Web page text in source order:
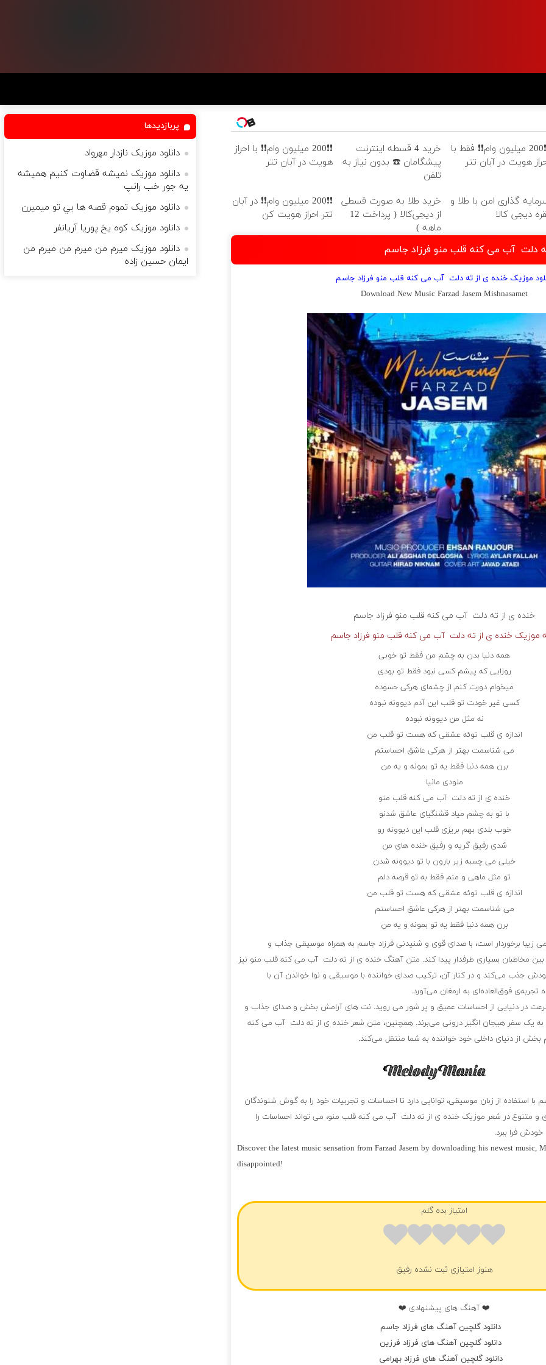
❗❗200 میلیون وام❗❗ فقط با
هویت در آبان تتر
خرید 4 قسطه اینترنت
پیشگامان ☎️ بدون نیاز به
تلفن
❗❗200 میلیون وام❗❗ با احراز
هویت در آبان تتر
گذاری امن با طلا و
دیجی کالا
خرید طلا به صورت قسطی
از دیجی‌کالا ( پرداخت 12
ماهه )
❗❗200 میلیون وام❗❗ در آبان
تتر احراز هویت کن
دلت ‌‌ آب می کنه قلب منو فرزاد جاسم
موزیک خنده ی از ته دلت ‌‌ آب می کنه قلب منو فرزاد جاسم
Download New Music Farzad Jasem Mishnasamet
خنده ی از ته دلت ‌‌ آب می کنه قلب منو فرزاد جاسم
موزیک خنده ی از ته دلت ‌‌ آب می کنه قلب منو فرزاد جاسم
همه دنیا بدن به چشم من فقط تو خوبی
روزایی که پیشم کسی نبود‌ فقط تو بودی
میخوام دورت کنم از چشمای هرکی حسوده
کسی غیر خودت تو قلب این آدم دیوونه نبوده
نه مثل من دیوونه نبوده
اندازه ی قلب توئه عشقی که هست تو قلب من
می شناسمت بهتر از هرکی عاشق احساستم
برن همه دنیا فقط یه تو بمونه و یه من
ملودی مانیا
خنده ی از ته دلت ‌‌ آب می کنه قلب منو
با تو به چشم میاد قشنگیای عاشق شدنو
خوب بلدی بهم بریزی قلب این دیوونه رو
شدی رفیق گریه و رفیق خنده های من
خیلی می چسبه زیر بارون با تو دیوونه شدن
تو مثل ماهی و منم فقط به تو قرصه دلم
اندازه ی قلب توئه عشقی که هست تو قلب من
می شناسمت بهتر از هرکی عاشق احساستم
برن همه دنیا فقط یه تو بمونه و یه من
زیبا برخوردار است، با صدای قوی و شنیدنی فرزاد جاسم به همراه موسیقی جذاب و
مخاطبان بسیاری طرفدار پیدا کند. متن آهنگ خنده ی از ته دلت ‌‌ آب می کنه قلب منو نیز
جذب می‌کند و در کنار آن، ترکیب صدای خواننده با موسیقی و نوا خواندن آن با
فوق‌العاده‌ای به ارمغان می‌آورد.
در دنیایی از احساسات عمیق و پر شور می روید. نت های آرامش بخش و صدای جذاب و
به یک سفر هیجان انگیز درونی می‌برند. همچنین، متن شعر خنده ی از ته دلت ‌‌ آب می کنه
بخش از دنیای داخلی خود خواننده به شما منتقل می‌کند.
با استفاده از زبان موسیقی، توانایی دارد تا احساسات و تجربیات خود را به گوش شنوندگان
و متنوع در شعر موزیک خنده ی از ته دلت ‌‌ آب می کنه قلب منو، می تواند احساسات را
فرا ببرد.
Discover the latest music sensation from Farzad Jasem by downloading his newest music,
disappointed!
امتیاز بده گلم
هنوز امتیازی ثبت نشده رفیق
❤️ آهنگ های پیشنهادی ❤️
دانلود گلچین آهنگ های فرزاد جاسم
دانلود گلچین آهنگ های فرزاد فرزین
دانلود گلچین آهنگ های فرزاد بهرامی
پربازدیدها
دانلود موزیک نازدار مهرواد
دانلود موزیک نمیشه قضاوت کنیم همیشه
یه جور خب رانپ
دانلود موزیک تموم قصه ها بي تو ميميرن
دانلود موزیک کوه یخ پوریا آریانفر
دانلود موزیک میرم من میرم من میرم من
ایمان حسین زاده